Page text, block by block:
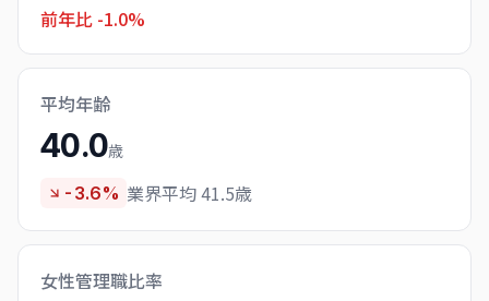
前年比 -1.0%
平均年齢
40.0歳
-3.6% 業界平均 41.5歳
女性管理職比率